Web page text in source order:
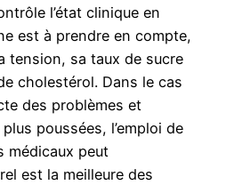
l’état clinique en
est à prendre en compte,
tension, sa taux de sucre
cholestérol. Dans le cas
des problèmes et
poussées, l’emploi de
médicaux peut
est la meilleure des